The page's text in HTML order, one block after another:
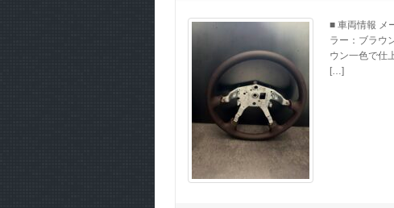
■ 車両情報 メ
ラー：ブラウ
ウン一色で仕
[…]